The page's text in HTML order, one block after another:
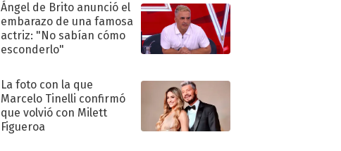
Ángel de Brito anunció el
embarazo de una famosa
actriz: "No sabían cómo
esconderlo"
La foto con la que
Marcelo Tinelli confirmó
que volvió con Milett
Figueroa